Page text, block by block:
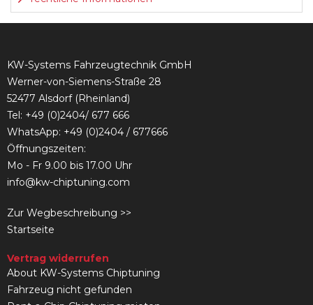
KW-Systems Fahrzeugtechnik GmbH
Werner-von-Siemens-Straße 28
52477 Alsdorf (Rheinland)
Tel: +49 (0)2404/ 677 666
WhatsApp: +49 (0)2404 / 677666
Öffnungszeiten:
Mo - Fr 9.00 bis 17.00 Uhr
info@kw-chiptuning.com
Zur Wegbeschreibung >>
Startseite
Vertrag widerrufen
About KW-Systems Chiptuning
Fahrzeug nicht gefunden